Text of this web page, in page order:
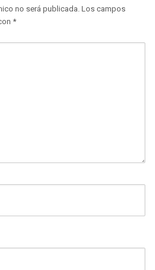
no será publicada. Los campos
*